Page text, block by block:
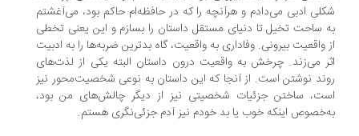
ادبی می‌دادم و هرآنچه را که در حافظه‌ام حاکم بود، می‌آغشتم
ساحت تخیل تا دنیای مستقل داستان را بسازم و این یعنی تخطی
واقعیت بیرونی. وفاداری به واقعیت، گاه بدترین ضربه‌ها را به ادبیت
می‌زند. چرخش به واقعیت درون داستان البته یکی از لذت‌های
نوشتن است. از آنجا که این داستان به نوعی شخصیت‌محور نیز
ساختن جزئیات شخصیتی نیز از دیگر چالش‌های من بود،
اینکه خوب یا بد خودم نیز آدم جزئی‌نگری هستم.